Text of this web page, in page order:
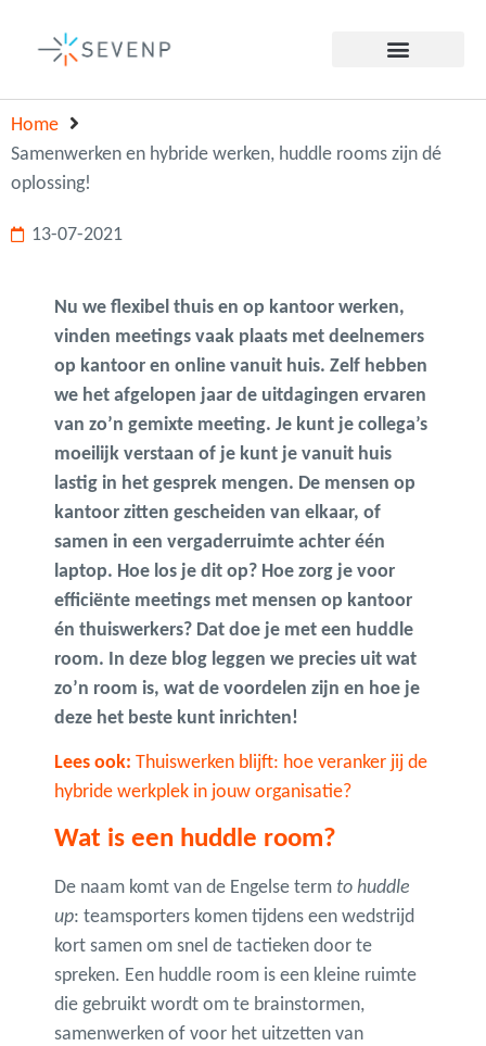
Home
Samenwerken en hybride werken, huddle rooms zijn dé
oplossing!
13-07-2021
Nu we flexibel thuis en op kantoor werken,
vinden meetings vaak plaats met deelnemers
op kantoor en online vanuit huis. Zelf hebben
we het afgelopen jaar de uitdagingen ervaren
van zo’n gemixte meeting. Je kunt je collega’s
moeilijk verstaan of je kunt je vanuit huis
lastig in het gesprek mengen. De mensen op
kantoor zitten gescheiden van elkaar, of
samen in een vergaderruimte achter één
laptop. Hoe los je dit op? Hoe zorg je voor
efficiënte meetings met mensen op kantoor
én thuiswerkers? Dat doe je met een huddle
room. In deze blog leggen we precies uit wat
zo’n room is, wat de voordelen zijn en hoe je
deze het beste kunt inrichten!
Lees ook: Thuiswerken blijft: hoe veranker jij de
hybride werkplek in jouw organisatie?
Wat is een huddle room?
De naam komt van de Engelse term to huddle
up: teamsporters komen tijdens een wedstrijd
kort samen om snel de tactieken door te
spreken. Een huddle room is een kleine ruimte
die gebruikt wordt om te brainstormen,
samenwerken of voor het uitzetten van